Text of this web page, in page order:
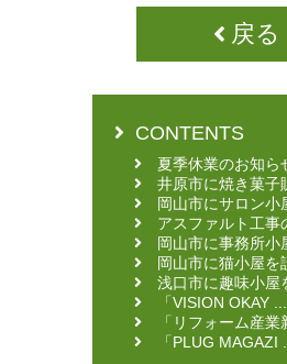
戻る
CONTENTS
夏季休業のお知ら
井原市に焼き菓子
岡山市にサロン小
アスファルト工事
岡山市に事務所小
岡山市に猫小屋を
浅口市に趣味小屋
「VISION OKAY ...
「リフォーム産業
「PLUG MAGAZI ...